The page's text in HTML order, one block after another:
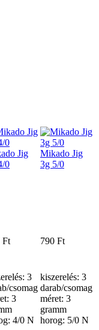
Jig
0
Mikado Jig
3g 5/0
Ft 790 Ft
3
csomag
3
4/0 N
kiszerelés: 3
darab/csomag
méret: 3
gramm
horog: 5/0 N